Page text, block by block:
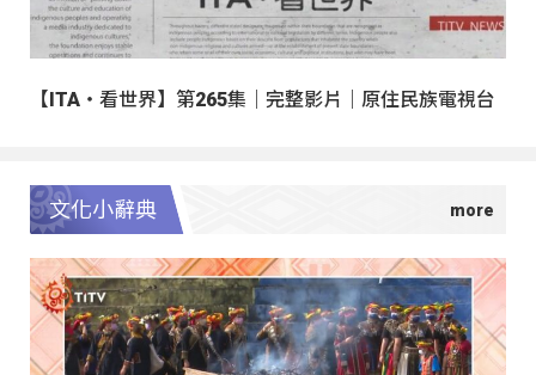
【ITA・看世界】第265集｜完整影片｜原住民族電視台
文化小辭典